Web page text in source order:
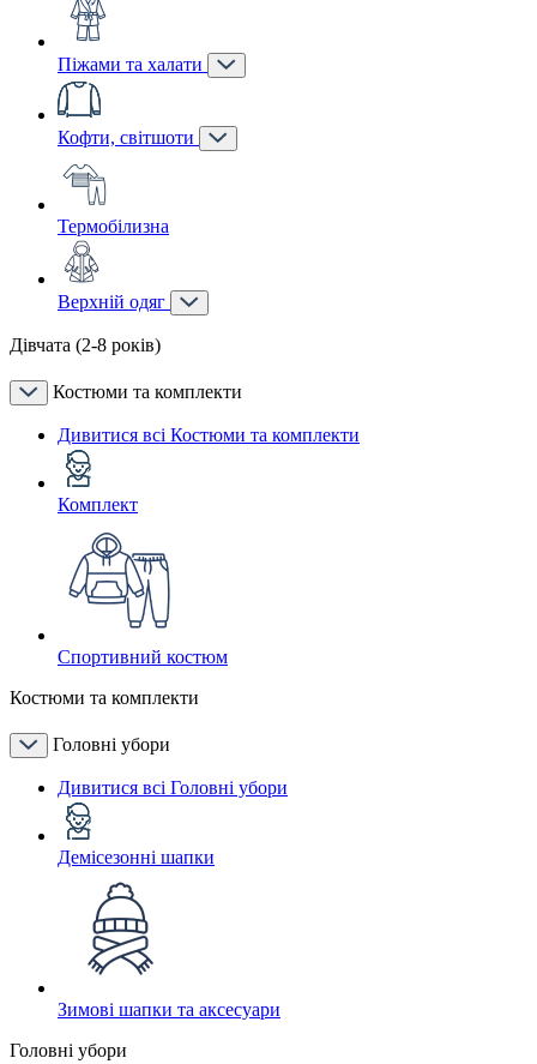
Піжами та халати
Кофти, світшоти
Термобілизна
Верхній одяг
Дівчата (2-8 років)
Костюми та комплекти
Дивитися всі Костюми та комплекти
Комплект
Спортивний костюм
Костюми та комплекти
Головні убори
Дивитися всі Головні убори
Демісезонні шапки
Зимові шапки та аксесуари
Головні убори